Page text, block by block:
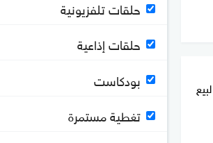
حلقات تلفزيونية
حلقات إذاعية
بودكاست
تغطية مستمرة